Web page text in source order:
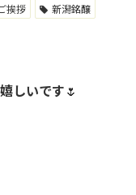
挨拶
新潟銘醸
しいです🌷